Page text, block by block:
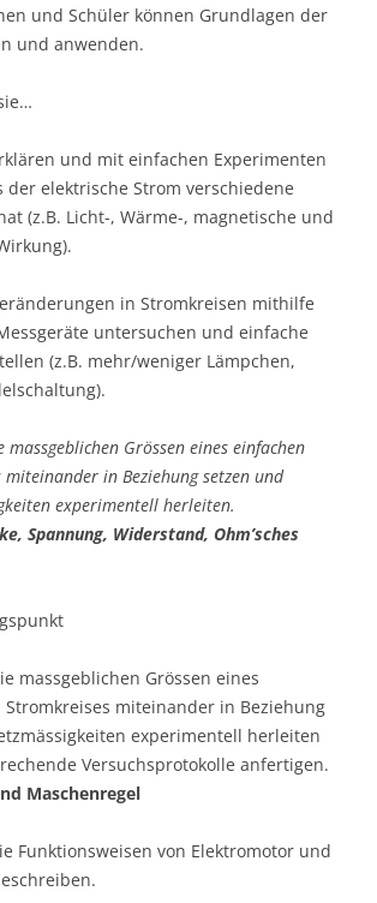
und Schüler können Grundlagen der
und anwenden.
und mit einfachen Experimenten
der elektrische Strom verschiedene
(z.B. Licht-, Wärme-, magnetische und
in Stromkreisen mithilfe
untersuchen und einfache
(z.B. mehr/weniger Lämpchen,
massgeblichen Grössen eines einfachen
miteinander in Beziehung setzen und
experimentell herleiten.
Spannung, Widerstand, Ohm’sches
massgeblichen Grössen eines
Stromkreises miteinander in Beziehung
experimentell herleiten
Versuchsprotokolle anfertigen.
Maschenregel
Funktionsweisen von Elektromotor und